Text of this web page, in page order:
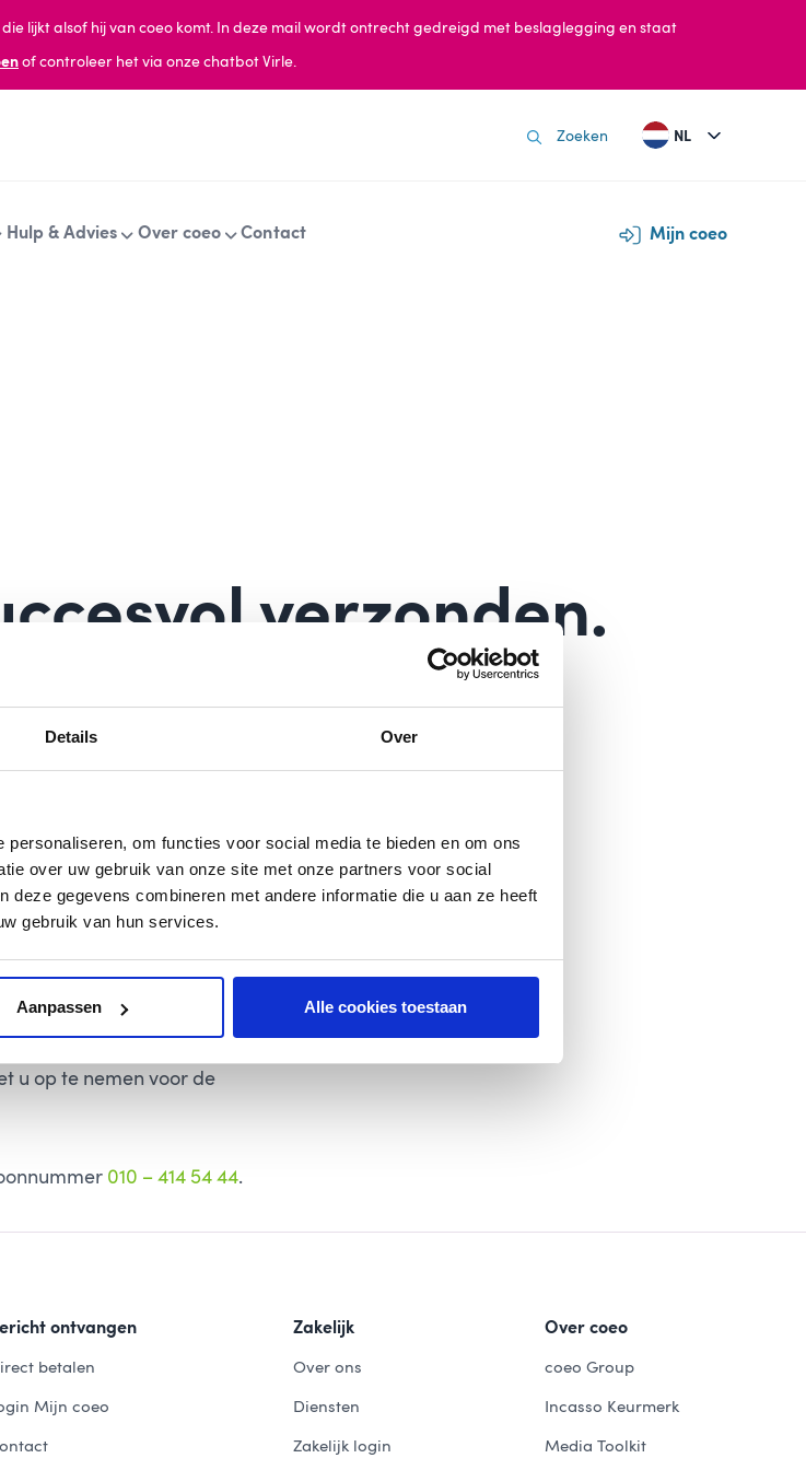
Details Over
om functies voor social media te bieden en om ons
over uw gebruik van onze site met onze partners voor social
deze gegevens combineren met andere informatie die u aan ze heeft
gebruik van hun services.
Aanpassen Alle cookies toestaan
die lijkt alsof hij van coeo komt. In deze mail wordt ontrecht gedreigd met beslaglegging en staat
ofcontroleer het via onze chatbot Virle.
NL
Hulp & Advies Over coeo Contact Mijn coeo
verzonden.
in het incassodossier. U
u op te nemen voor de
010 – 414 54 44.
ontvangen
betalen
Mijn coeo
Zakelijk
Over ons
Diensten
Zakelijk login
Over coeo
coeo Group
Incasso Keurmerk
Media Toolkit